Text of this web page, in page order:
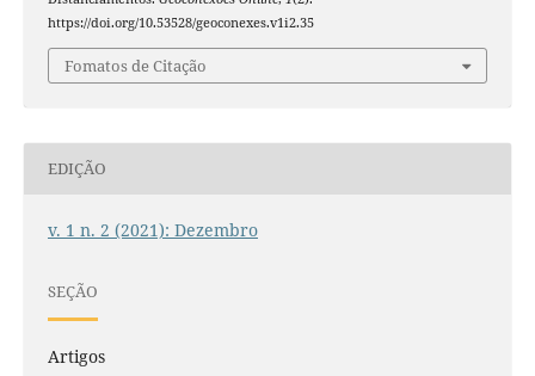
https://doi.org/10.53528/geoconexes.v1i2.35
Fomatos de Citação
EDIÇÃO
v. 1 n. 2 (2021): Dezembro
SEÇÃO
Artigos